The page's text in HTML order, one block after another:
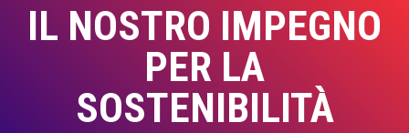
IL NOSTRO IMPEGNO
PER LA
SOSTENIBILITÀ